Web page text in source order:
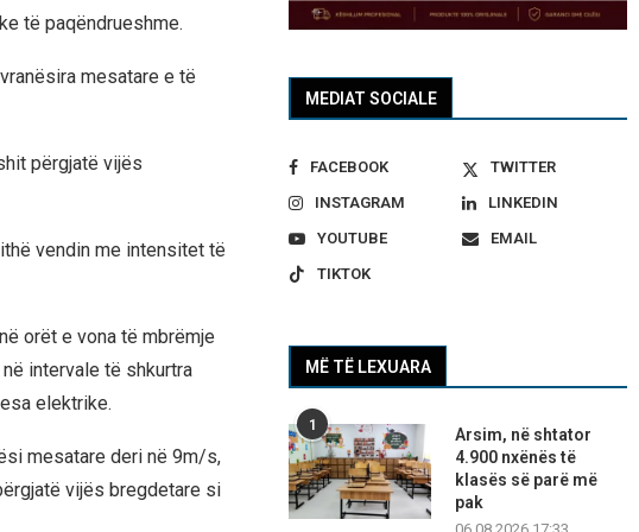
të paqëndrueshme.
mesatare e të
përgjatë vijës
vendin me intensitet të
orët e vona të mbrëmje
intervale të shkurtra
elektrike.
mesatare deri në 9m/s,
vijës bregdetare si
MEDIAT SOCIALE
FACEBOOK
TWITTER
INSTAGRAM
LINKEDIN
YOUTUBE
EMAIL
TIKTOK
MË TË LEXUARA
1
Arsim, në shtator
4.900 nxënës të
klasës së parë më
pak